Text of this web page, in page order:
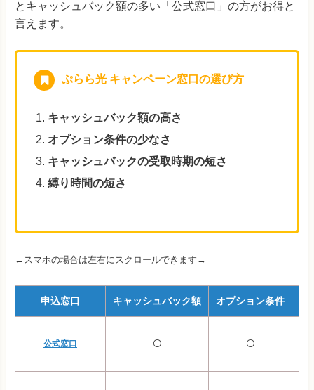
とキャッシュバック額の多い「公式窓口」の方がお得と
言えます。
ぷらら光 キャンペーン窓口の選び方
キャッシュバック額の高さ
オプション条件の少なさ
キャッシュバックの受取時期の短さ
縛り時間の短さ
←スマホの場合は左右にスクロールできます→
申込窓口 キャッシュバック額 オプション条件
公式窓口 〇 〇